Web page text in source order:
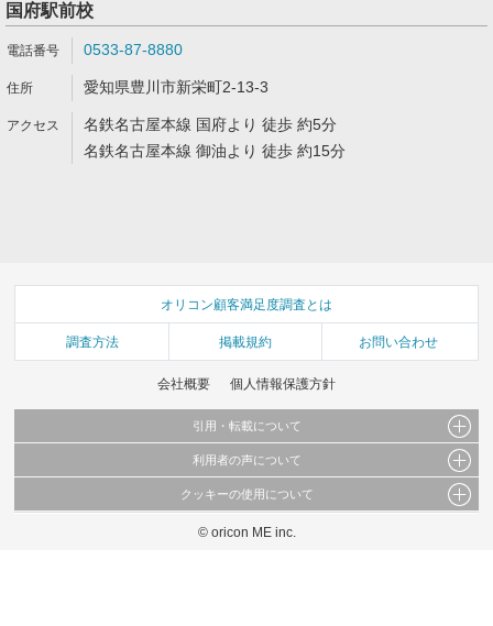
国府駅前校
0533-87-8880
愛知県豊川市新栄町2-13-3
名鉄名古屋本線 国府より 徒歩 約5分
名鉄名古屋本線 御油より 徒歩 約15分
オリコン顧客満足度調査とは
調査方法 掲載規約 お問い合わせ
会社概要 個人情報保護方針
引用・転載について
当サイトで公開されている情報（文字、写真、イラスト、画像データ等）及びこれらの配
これらの情報を権利者の許可なく無断転載・複製などの二次利用を行うことは固く禁じて
利用者の声について
当サイトに掲載している内容はすべてサービスの利用者が提出された見解・感想です。
弊社の見解・ 意見ではないことをご理解いただいた上でご覧ください。
クッキーの使用について
このサイトでは Cookie を使用して、ユーザーに合わせたコンテンツや広告の表示、ソー
© oricon ME inc.